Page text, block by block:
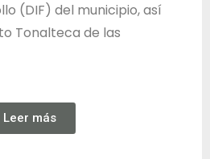
(DIF) del municipio, así
Tonalteca de las
Leer más